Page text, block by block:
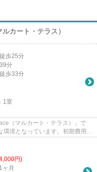
カート・テラス）
歩25分
分
歩33分
1室
（マルカート・テラス）」で
境となっています。初期費用を
円)
ヶ月